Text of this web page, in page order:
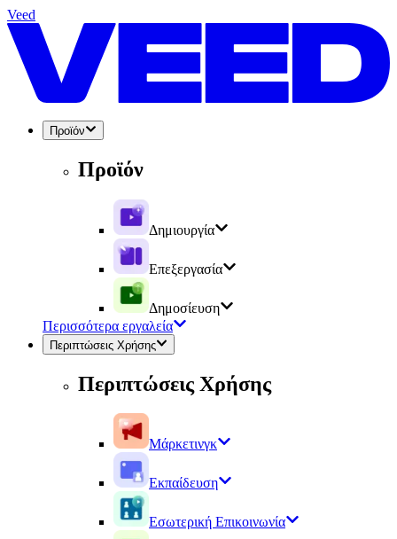
Veed
Προϊόν
Προϊόν
Δημιουργία
Επεξεργασία
Δημοσίευση
Περισσότερα εργαλεία
Περιπτώσεις Χρήσης
Περιπτώσεις Χρήσης
Μάρκετινγκ
Εκπαίδευση
Εσωτερική Επικοινωνία